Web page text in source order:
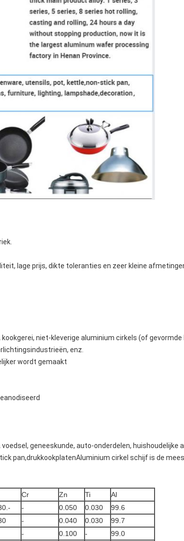
lage prijs, dikte toleranties en zeer kleine
niet-kleverige aluminium cirkels (of
enz.
wordt gemaakt
geneeskunde, auto-onderdelen,
pan,drukkookplatenAluminium cirkel schijf is de
Cr Zn Ti
Al
- 0.050 0.030
99.6
- 0.040 0.030
99.7
- 0.100 -
99.0